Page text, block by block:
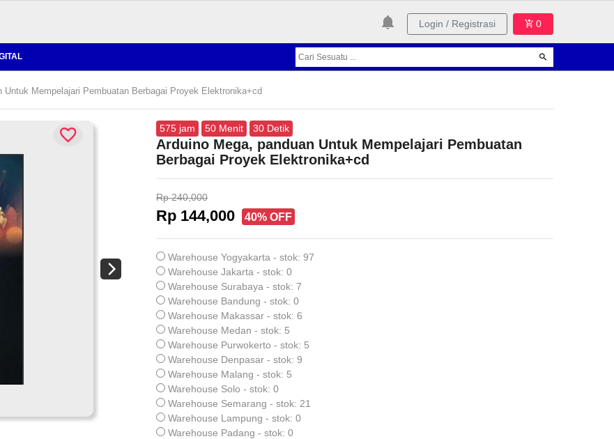
Login / Registrasi 0
Untuk Mempelajari Pembuatan Berbagai Proyek Elektronika+cd
575 jam 50 Menit 29 Detik
Arduino Mega, panduan Untuk Mempelajari Pembuatan
Berbagai Proyek Elektronika+cd
Rp 240,000
Rp 144,000 40% OFF
Warehouse Yogyakarta - stok: 97
Warehouse Jakarta - stok: 0
Warehouse Surabaya - stok: 7
Warehouse Bandung - stok: 0
Warehouse Makassar - stok: 6
Warehouse Medan - stok: 5
Warehouse Purwokerto - stok: 5
Warehouse Denpasar - stok: 9
Warehouse Malang - stok: 5
Warehouse Solo - stok: 0
Warehouse Semarang - stok: 21
Warehouse Lampung - stok: 0
Warehouse Padang - stok: 0